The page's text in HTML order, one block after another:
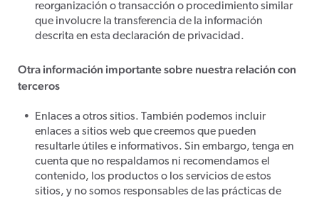
reorganización o transacción o procedimiento similar
que involucre la transferencia de la información
descrita en esta declaración de privacidad.
Otra información importante sobre nuestra relación con
terceros
Enlaces a otros sitios. También podemos incluir
enlaces a sitios web que creemos que pueden
resultarle útiles e informativos. Sin embargo, tenga en
cuenta que no respaldamos ni recomendamos el
contenido, los productos o los servicios de estos
sitios, y no somos responsables de las prácticas de